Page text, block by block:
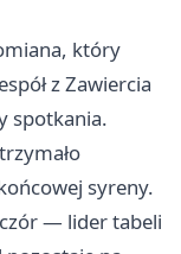
który
z Zawiercia
spotkania.
syreny.
— lider tabeli